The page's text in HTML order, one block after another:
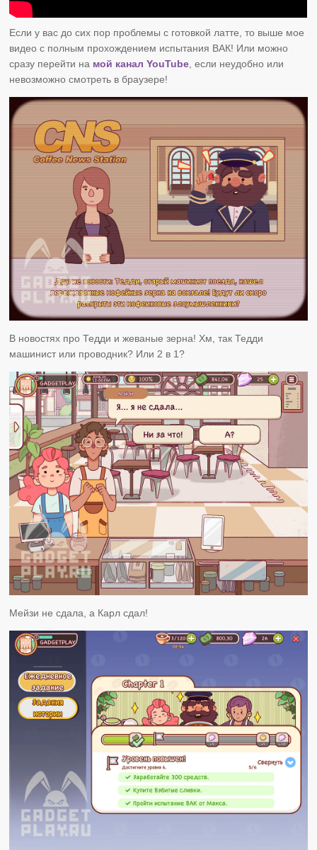
Если у вас до сих пор проблемы с готовкой латте, то выше мое
видео с полным прохождением испытания ВАК! Или можно
сразу перейти на мой канал YouTube , если неудобно или
невозможно смотреть в браузере!
В новостях про Тедди и жеваные зерна! Хм, так Тедди
машинист или проводник? Или 2 в 1?
Мейзи не сдала, а Карл сдал!